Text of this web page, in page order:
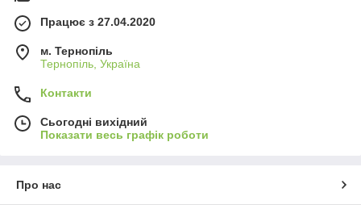
Працює з 27.04.2020
м. Тернопіль
Тернопіль, Україна
Контакти
Сьогодні вихідний
Показати весь графік роботи
Про нас